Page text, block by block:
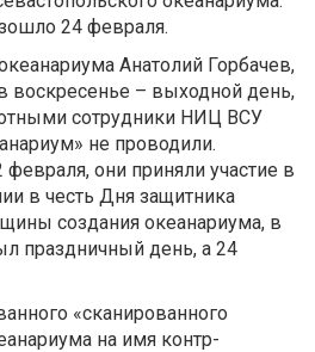
24 февраля.
Анатолий Горбачев,
воскресенье – выходной день,
сотрудники НИЦ ВСУ
не проводили.
февраля, они приняли участие в
в честь Дня защитника
создания океанариума, в
праздничный день, а 24
«сканированного
на имя контр-